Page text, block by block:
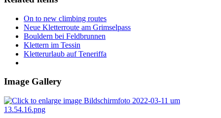
On to new climbing routes
Neue Kletterroute am Grimselpass
Bouldern bei Feldbrunnen
Klettern im Tessin
Kletterurlaub auf Teneriffa
Image Gallery